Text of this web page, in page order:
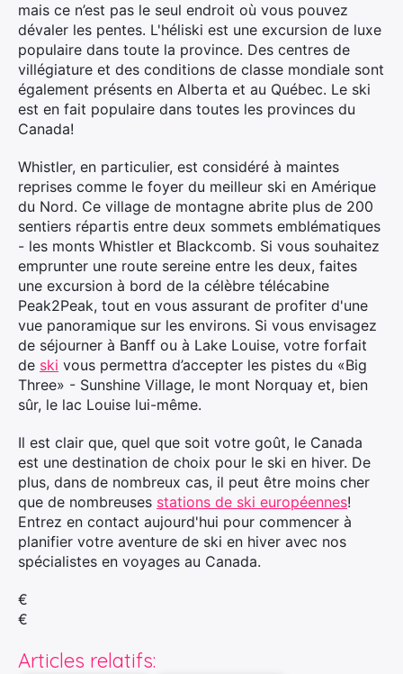
mais ce n’est pas le seul endroit où vous pouvez
dévaler les pentes. L'héliski est une excursion de luxe
populaire dans toute la province. Des centres de
villégiature et des conditions de classe mondiale sont
également présents en Alberta et au Québec. Le ski
est en fait populaire dans toutes les provinces du
Canada!
Whistler, en particulier, est considéré à maintes
reprises comme le foyer du meilleur ski en Amérique
du Nord. Ce village de montagne abrite plus de 200
sentiers répartis entre deux sommets emblématiques
- les monts Whistler et Blackcomb. Si vous souhaitez
emprunter une route sereine entre les deux, faites
une excursion à bord de la célèbre télécabine
Peak2Peak, tout en vous assurant de profiter d'une
vue panoramique sur les environs. Si vous envisagez
de séjourner à Banff ou à Lake Louise, votre forfait
de ski vous permettra d’accepter les pistes du «Big
Three» - Sunshine Village, le mont Norquay et, bien
sûr, le lac Louise lui-même.
Il est clair que, quel que soit votre goût, le Canada
est une destination de choix pour le ski en hiver. De
plus, dans de nombreux cas, il peut être moins cher
que de nombreuses stations de ski européennes!
Entrez en contact aujourd'hui pour commencer à
planifier votre aventure de ski en hiver avec nos
spécialistes en voyages au Canada.
€
€
Articles relatifs:
×
Rechercher
: